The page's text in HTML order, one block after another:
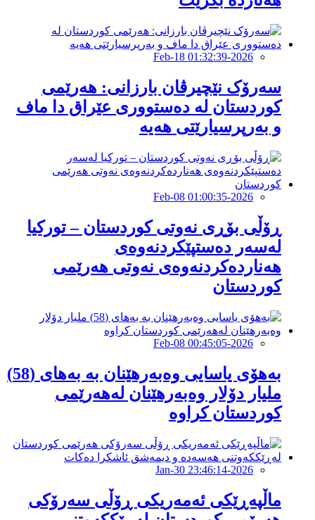
2026-Feb-18 01:32:39
سەرۆک نێچیرڤان بارزانی: هەرێمی
کوردستان لە دەستووری عێراق دا ماف
و بەرپرسیارێتی هەیە
2026-Feb-08 01:00:35
ڕۆڵی بۆڕی نەوتی كوردستان – توركیا
لەسەر دەستپێكردنەوەی
هەناردەكردنەوەی نەوتی هەرێمی
كوردستان
2026-Feb-08 00:45:05
بەهۆی یاسایی وەبەرهێنان بە بەهای (58)
ملیار دۆلار وەبەرهێنان لەهەرێمی
کوردستان كراوە
2026-Jan-30 23:46:14
ماڵپەڕێکی ئەمەریکی ڕۆڵی سەرۆکی